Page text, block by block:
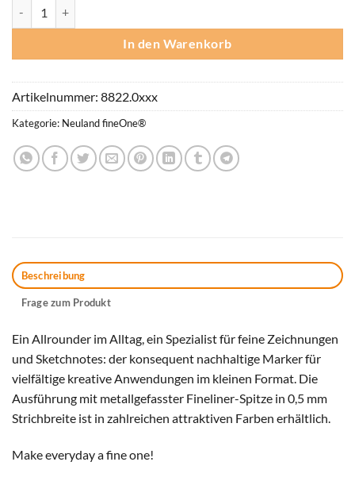
In den Warenkorb
Artikelnummer: 8822.0xxx
Kategorie: Neuland fineOne®
Beschreibung
Frage zum Produkt
Ein Allrounder im Alltag, ein Spezialist für feine Zeichnungen
und Sketchnotes: der konsequent nachhaltige Marker für
vielfältige kreative Anwendungen im kleinen Format. Die
Ausführung mit metallgefasster Fineliner-Spitze in 0,5 mm
Strichbreite ist in zahlreichen attraktiven Farben erhältlich.
Make everyday a fine one!